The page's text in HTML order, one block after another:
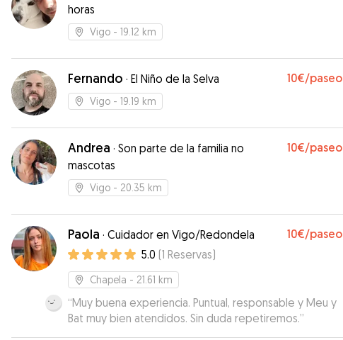
horas
Vigo - 19.12 km
Fernando · El Niño de la Selva 10€/paseo
Vigo - 19.19 km
Andrea · Son parte de la familia no
mascotas
10€/paseo
Vigo - 20.35 km
Paola · Cuidador en Vigo/Redondela 10€/paseo
5.0 (1 Reservas)
Chapela - 21.61 km
“Muy buena experiencia. Puntual, responsable y Meu y
Bat muy bien atendidos. Sin duda repetiremos.”